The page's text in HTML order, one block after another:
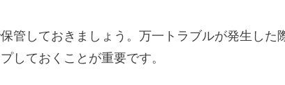
管しておきましょう。万一トラブルが発生した
しておくことが重要です。